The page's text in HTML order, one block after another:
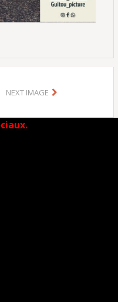
NEXT IMAGE